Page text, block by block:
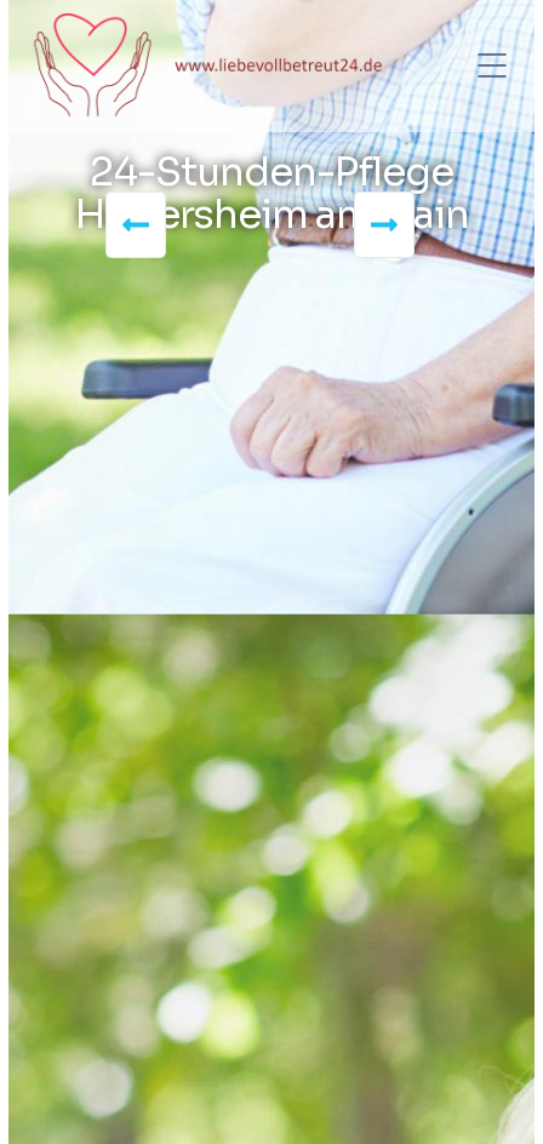
24-Stunden-Pflege
Hattersheim am Main